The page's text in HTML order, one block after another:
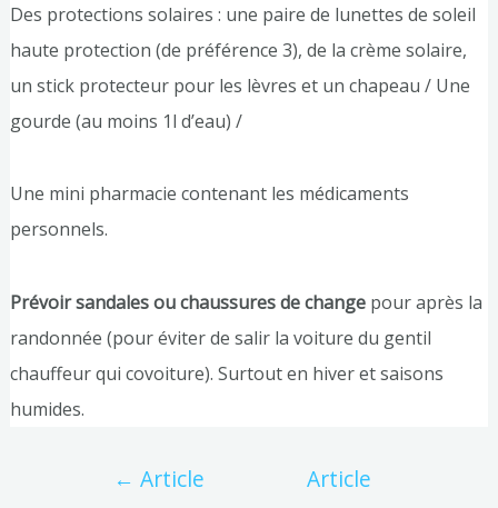
Des protections solaires : une paire de lunettes de soleil
haute protection (de préférence 3), de la crème solaire,
un stick protecteur pour les lèvres et un chapeau / Une
gourde (au moins 1l d’eau) /
Une mini pharmacie contenant les médicaments
personnels.
Prévoir sandales ou chaussures de change pour après la
randonnée (pour éviter de salir la voiture du gentil
chauffeur qui covoiture). Surtout en hiver et saisons
humides.
← Article Article